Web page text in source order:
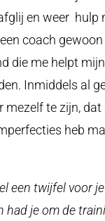
en weer hulp
coach
die me helpt
Inmiddels al
mezelf te zijn, dat
heb
een twijfel voor
had je om de